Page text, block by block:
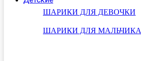
ШАРИКИ ДЛЯ ДЕВОЧКИ
ШАРИКИ ДЛЯ МАЛЬЧИКА